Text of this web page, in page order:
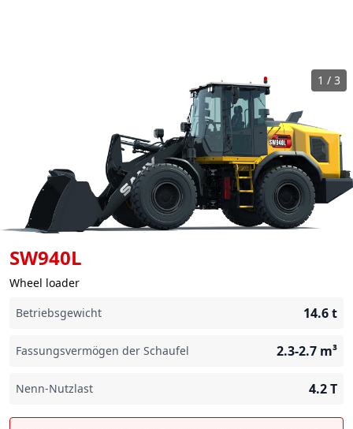
SW940L
Wheel loader
Betriebsgewicht
14.6t
Fassungsvermögen der Schaufel 2.3-2.7 m³
Nenn-Nutzlast 4.2T
1 / 3